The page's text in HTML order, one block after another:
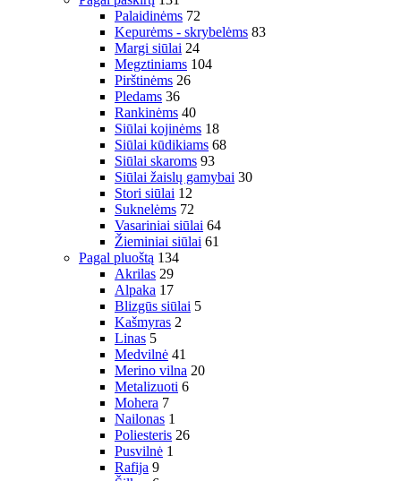
Palaidinėms 72
Kepurėms - skrybelėms 83
Margi siūlai 24
Megztiniams 104
Pirštinėms 26
Pledams 36
Rankinėms 40
Siūlai kojinėms 18
Siūlai kūdikiams 68
Siūlai skaroms 93
Siūlai žaislų gamybai 30
Stori siūlai 12
Suknelėms 72
Vasariniai siūlai 64
Žieminiai siūlai 61
Pagal pluoštą 134
Akrilas 29
Alpaka 17
Blizgūs siūlai 5
Kašmyras 2
Linas 5
Medvilnė 41
Merino vilna 20
Metalizuoti 6
Mohera 7
Nailonas 1
Poliesteris 26
Pusvilnė 1
Rafija 9